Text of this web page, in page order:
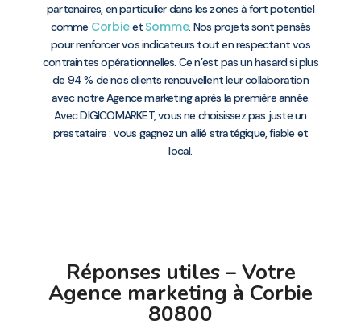
partenaires, en particulier dans les zones à fort potentiel
comme Corbieet Somme. Nos projets sont pensés
pour renforcer vos indicateurs tout en respectant vos
contraintes opérationnelles. Ce n’est pas un hasard si plus
de 94 % de nos clients renouvellent leur collaboration
avec notre Agence marketing après la première année.
Avec DIGICOMARKET, vous ne choisissez pas juste un
prestataire : vous gagnez un allié stratégique, fiable et
local.
Réponses utiles – Votre
Agence marketing à Corbie
80800